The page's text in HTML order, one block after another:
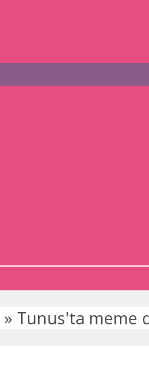
» Tunus'ta meme